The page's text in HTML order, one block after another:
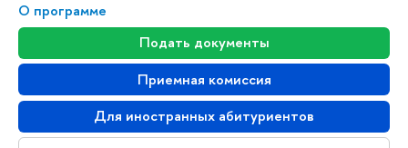
О программе
Подать документы
Приемная комиссия
Для иностранных абитуриентов